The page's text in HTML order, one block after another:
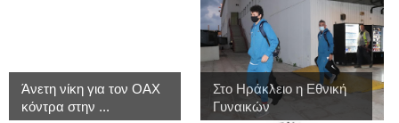
Άνετη νίκη για τον ΟΑΧ
κόντρα στην ...
Στο Ηράκλειο η Εθνική
Γυναικών